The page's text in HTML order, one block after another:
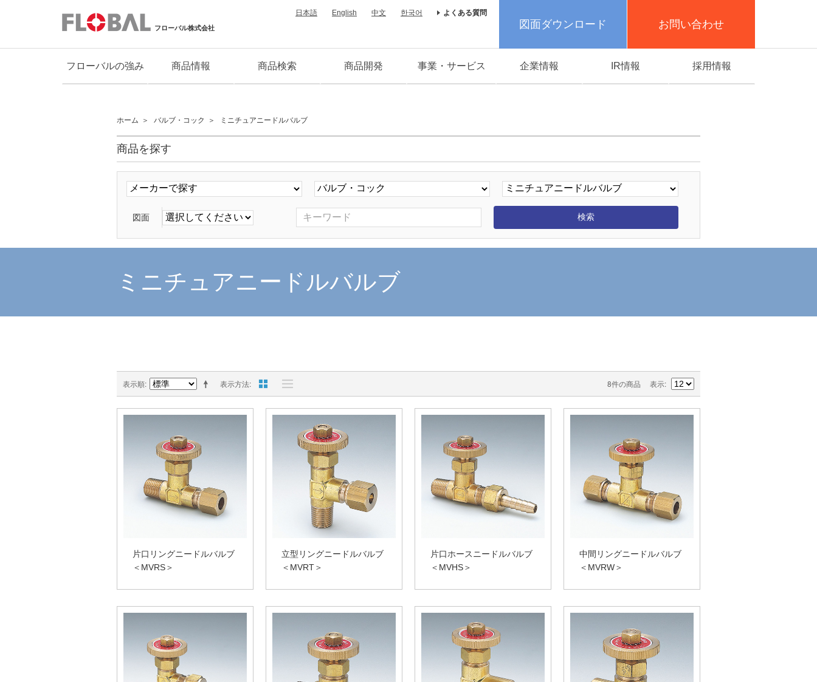
フローバル株式会社
日本語 English 中文 한국어 よくある質問
図面ダウンロード お問い合わせ
フローバルの強み 商品情報 商品検索 商品開発 事業・サービス 企業情報 IR情報 採用情報
ホーム バルブ・コック ミニチュアニードルバルブ
商品を探す
図面
ミニチュアニードルバルブ
表示方法
表示順 8件の商品 表示
片口リングニードルバルブ
＜MVRS＞
立型リングニードルバルブ
＜MVRT＞
片口ホースニードルバルブ
＜MVHS＞
中間リングニードルバルブ
＜MVRW＞